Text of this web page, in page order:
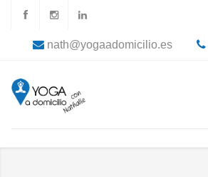
nath@yogaadomicilio.es